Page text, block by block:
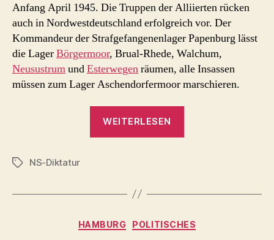
Anfang April 1945. Die Truppen der Alliierten rücken
auch in Nordwestdeutschland erfolgreich vor. Der
Kommandeur der Strafgefangenenlager Papenburg lässt
die LagerBörgermoor, Brual-Rhede, Walchum,
NeusustrumundEsterwegenräumen, alle Insassen
müssen zum Lager Aschendorfermoor marschieren.
WEITERLESEN
‚Henker
Emsland‘“
Schlagwörter
NS-Diktatur
Kategorien
HAMBURG POLITISCHES